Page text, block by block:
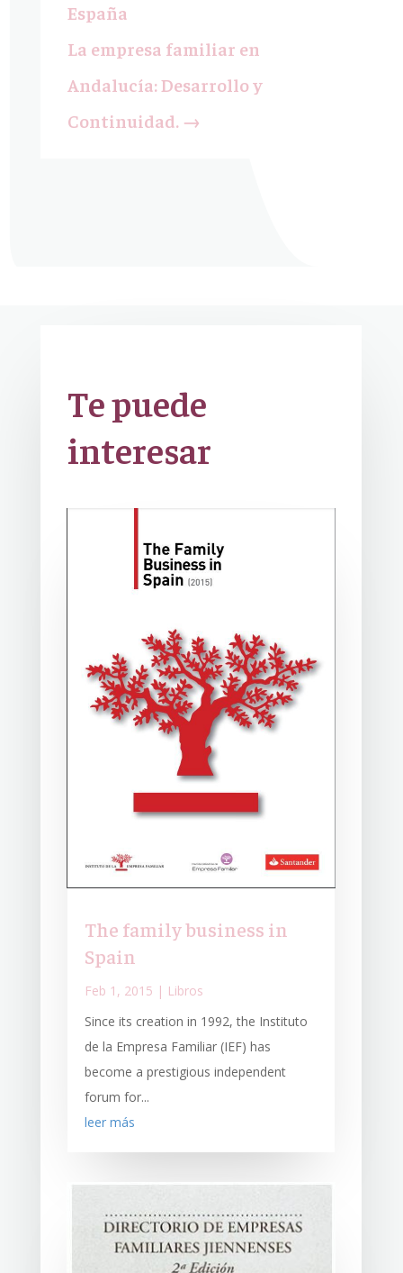
España
La empresa familiar en
Andalucía: Desarrollo y
Continuidad.→
Te puede
interesar
The family business in
Spain
Feb 1, 2015 | Libros
Since its creation in 1992, the Instituto
de la Empresa Familiar (IEF) has
become a prestigious independent
forum for...
leer más